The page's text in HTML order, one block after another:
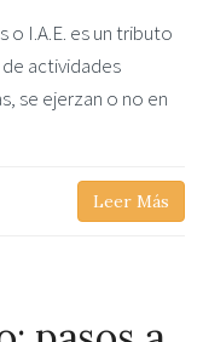
I.A.E. es un tributo
actividades
se ejerzan o no en
Leer Más